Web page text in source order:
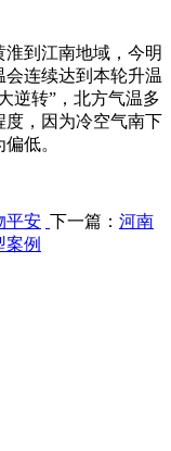
到江南地域，今明
连续达到本轮升温
逆转”，北方气温多
度，因为冷空气南下
低。
平安 下一篇： 河南
案例